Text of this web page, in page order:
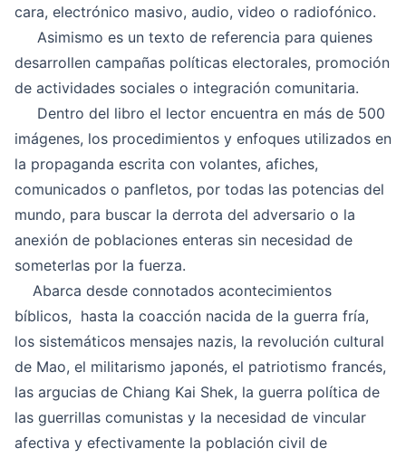
cara, electrónico masivo, audio, video o radiofónico.
Asimismo es un texto de referencia para quienes
desarrollen campañas políticas electorales, promoción
de actividades sociales o integración comunitaria.
Dentro del libro el lector encuentra en más de 500
imágenes, los procedimientos y enfoques utilizados en
la propaganda escrita con volantes, afiches,
comunicados o panfletos, por todas las potencias del
mundo, para buscar la derrota del adversario o la
anexión de poblaciones enteras sin necesidad de
someterlas por la fuerza.
Abarca desde connotados acontecimientos
bíblicos, hasta la coacción nacida de la guerra fría,
los sistemáticos mensajes nazis, la revolución cultural
de Mao, el militarismo japonés, el patriotismo francés,
las argucias de Chiang Kai Shek, la guerra política de
las guerrillas comunistas y la necesidad de vincular
afectiva y efectivamente la población civil de